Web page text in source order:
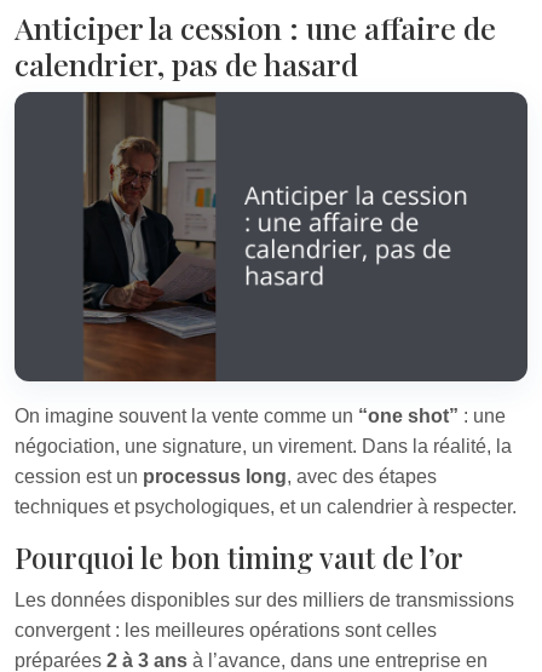
Anticiper la cession : une affaire de
calendrier, pas de hasard
On imagine souvent la vente comme un “one shot” : une
négociation, une signature, un virement. Dans la réalité, la
cession est un processus long, avec des étapes
techniques et psychologiques, et un calendrier à respecter.
Pourquoi le bon timing vaut de l’or
Les données disponibles sur des milliers de transmissions
convergent : les meilleures opérations sont celles
préparées 2 à 3 ans à l’avance, dans une entreprise en